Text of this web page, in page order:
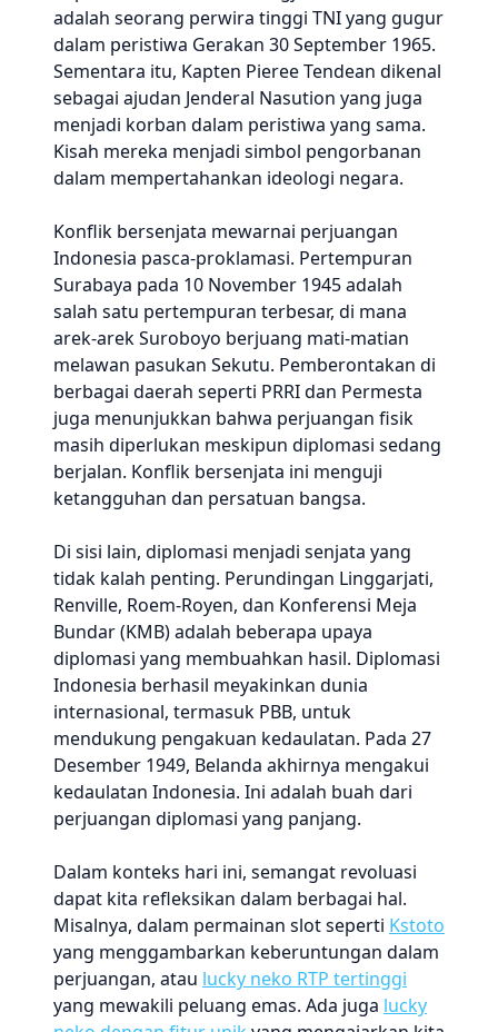
adalah seorang perwira tinggi TNI yang gugur
dalam peristiwa Gerakan 30 September 1965.
Sementara itu, Kapten Pieree Tendean dikenal
sebagai ajudan Jenderal Nasution yang juga
menjadi korban dalam peristiwa yang sama.
Kisah mereka menjadi simbol pengorbanan
dalam mempertahankan ideologi negara.
Konflik bersenjata mewarnai perjuangan
Indonesia pasca-proklamasi. Pertempuran
Surabaya pada 10 November 1945 adalah
salah satu pertempuran terbesar, di mana
arek-arek Suroboyo berjuang mati-matian
melawan pasukan Sekutu. Pemberontakan di
berbagai daerah seperti PRRI dan Permesta
juga menunjukkan bahwa perjuangan fisik
masih diperlukan meskipun diplomasi sedang
berjalan. Konflik bersenjata ini menguji
ketangguhan dan persatuan bangsa.
Di sisi lain, diplomasi menjadi senjata yang
tidak kalah penting. Perundingan Linggarjati,
Renville, Roem-Royen, dan Konferensi Meja
Bundar (KMB) adalah beberapa upaya
diplomasi yang membuahkan hasil. Diplomasi
Indonesia berhasil meyakinkan dunia
internasional, termasuk PBB, untuk
mendukung pengakuan kedaulatan. Pada 27
Desember 1949, Belanda akhirnya mengakui
kedaulatan Indonesia. Ini adalah buah dari
perjuangan diplomasi yang panjang.
Dalam konteks hari ini, semangat revoluasi
dapat kita refleksikan dalam berbagai hal.
Misalnya, dalam permainan slot seperti Kstoto
yang menggambarkan keberuntungan dalam
perjuangan, atau lucky neko RTP tertinggi
yang mewakili peluang emas. Ada juga lucky